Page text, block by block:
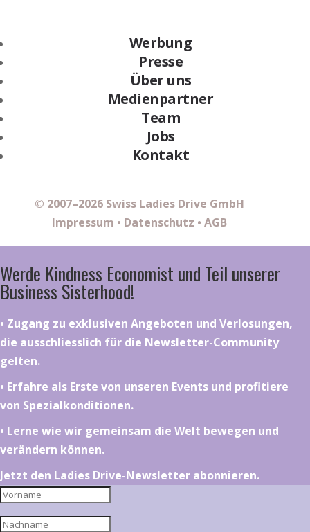
Werbung
Presse
Über uns
Medienpartner
Team
Jobs
Kontakt
© 2007–2026 Swiss Ladies Drive GmbH
Impressum • Datenschutz •AGB
Werde Kindness Economist und Teil unserer
Business Sisterhood!
•⁠ ⁠⁠Zugang zu exklusiven Angeboten und Verlosungen,
die ausschliesslich für die Newsletter-Community
gelten.
•⁠ ⁠⁠Erfahre als Erste von unseren Events und profitiere
von Spezialkonditionen.
•⁠ ⁠⁠Lerne wie wir gemeinsam die Welt bewegen und
verändern können.
Jetzt den Ladies Drive-Newsletter abonnieren.